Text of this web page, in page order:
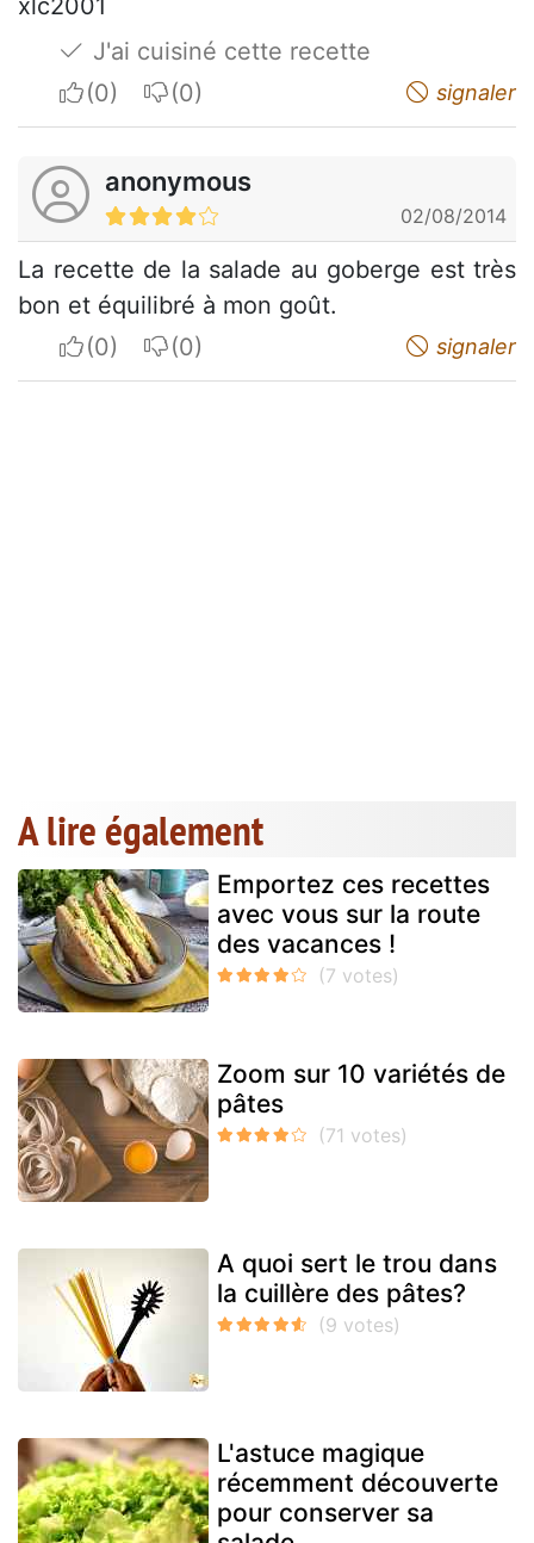
xlc2001
J'ai cuisiné cette recette
I apreciateI do not appreciate signaler
anonymous
02/08/2014
La recette de la salade au goberge est très
bon et équilibré à mon goût.
I apreciateI do not appreciate signaler
A lire également
Emportez ces recettes
avec vous sur la route
des vacances !
Zoom sur 10 variétés de
pâtes
A quoi sert le trou dans
la cuillère des pâtes?
L'astuce magique
récemment découverte
pour conserver sa